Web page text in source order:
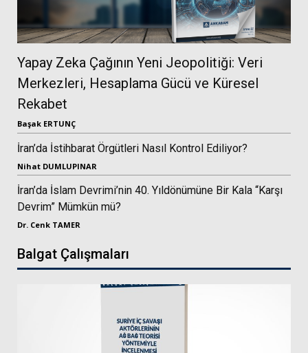
Yapay Zeka Çağının Yeni Jeopolitiği: Veri
Merkezleri, Hesaplama Gücü ve Küresel
Rekabet
Başak ERTUNÇ
İran’da İstihbarat Örgütleri Nasıl Kontrol Ediliyor?
Nihat DUMLUPINAR
İran’da İslam Devrimi’nin 40. Yıldönümüne Bir Kala “Karşı
Devrim” Mümkün mü?
Dr. Cenk TAMER
Balgat Çalışmaları